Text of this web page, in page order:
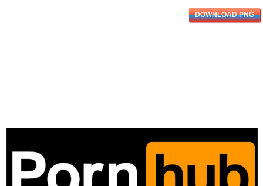
DOWNLOAD PNG